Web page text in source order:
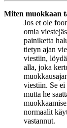
Miten muokkaan
Jos et ole
omia
painiketta
tietyn ajan
viestiin,
alla, joka
viestiin. Se
mutta he
normaalit
vastannut.